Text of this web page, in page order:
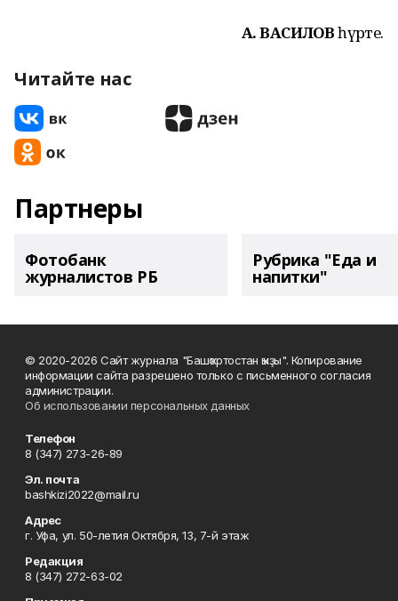
А. ВАСИЛОВһүрәте.
Читайте нас
Партнеры
Фотобанк
журналистов РБ
Рубрика "Еда и
напитки"
© 2020-2026 Сайт журнала "Башҡортостан ҡыҙы". Копирование
информации сайта разрешено только с письменного согласия
администрации.
Об использовании персональных данных
Телефон
8 (347) 273-26-89
Эл. почта
bashkizi2022@mail.ru
Адрес
г. Уфа, ул. 50-летия Октября, 13, 7-й этаж
Редакция
8 (347) 272-63-02